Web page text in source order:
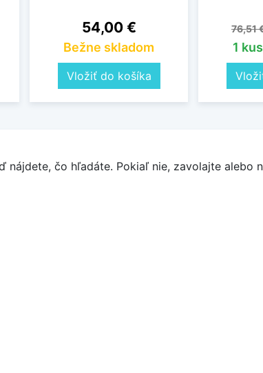
Cena
54,00 €
Bežne skladom
Vložiť do košíka
76,51
1
čo hľadáte. Pokiaľ nie, zavolajte alebo